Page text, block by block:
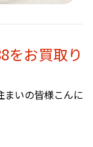
をお買取り
まいの皆様こんに